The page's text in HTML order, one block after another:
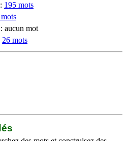
195 mots
aucun mot
26 mots